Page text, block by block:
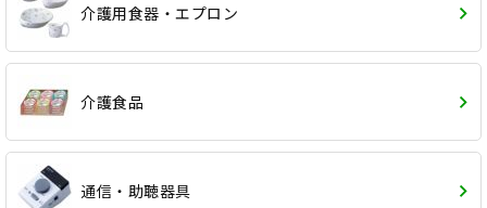
介護用食器・エプロン
介護食品
通信・助聴器具